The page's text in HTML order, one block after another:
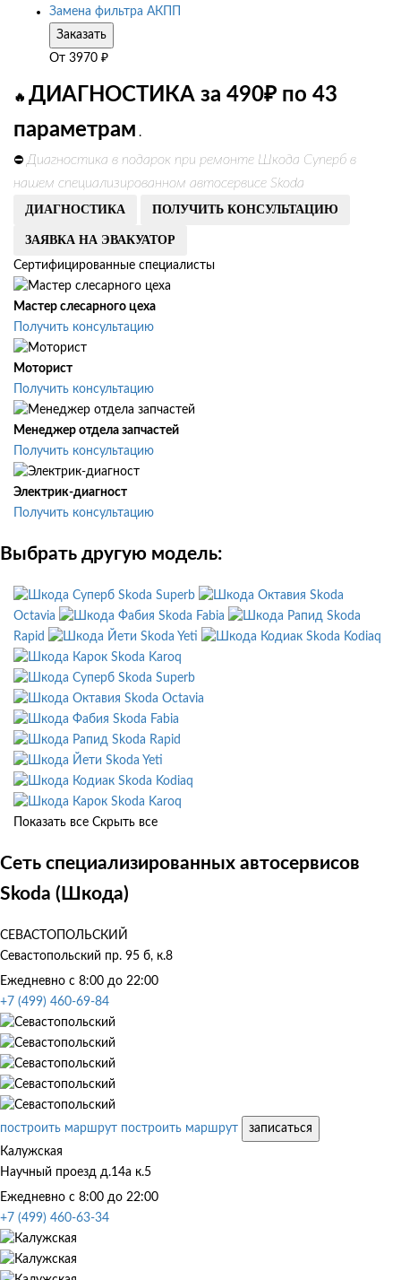
Замена фильтра АКПП
Заказать
От 3970 ₽
🔥 ДИАГНОСТИКА за 490₽ по 43
параметрам .
⛔ Диагностика в подарок при ремонте Шкода Суперб в
нашем специализированном автосервисе Skoda
ДИАГНОСТИКА ПОЛУЧИТЬ КОНСУЛЬТАЦИЮ
ЗАЯВКА НА ЭВАКУАТОР
Сертифицированные специалисты
Мастер слесарного цеха
Получить консультацию
Моторист
Получить консультацию
Менеджер отдела запчастей
Получить консультацию
Электрик-диагност
Получить консультацию
Выбрать другую модель:
Skoda Superb
Skoda
Octavia
Skoda Fabia
Skoda
Rapid
Skoda Yeti
Skoda Kodiaq
Skoda Karoq
Skoda Superb
Skoda Octavia
Skoda Fabia
Skoda Rapid
Skoda Yeti
Skoda Kodiaq
Skoda Karoq
Показать все Скрыть все
Сеть специализированных автосервисов
Skoda (Шкода)
СЕВАСТОПОЛЬСКИЙ
Севастопольский пр. 95 б, к.8
Ежедневно с 8:00 до 22:00
+7 (499) 460-69-84
построить маршрут построить маршрут
записаться
Калужская
Научный проезд д.14а к.5
Ежедневно с 8:00 до 22:00
+7 (499) 460-63-34